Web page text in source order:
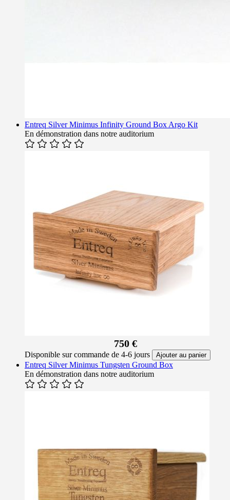
Entreq Silver Minimus Infinity Ground Box Argo Kit
En démonstration dans notre auditorium
750 €
Disponible sur commande de 4-6 jours Ajouter au panier
Entreq Silver Minimus Tungsten Ground Box
En démonstration dans notre auditorium